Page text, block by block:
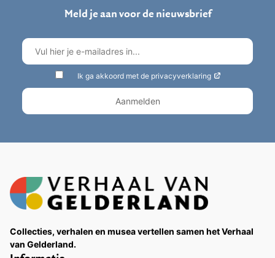
Meld je aan voor de nieuwsbrief
Ik ga akkoord met de privacyverklaring
Collecties, verhalen en musea vertellen samen het Verhaal
van Gelderland.